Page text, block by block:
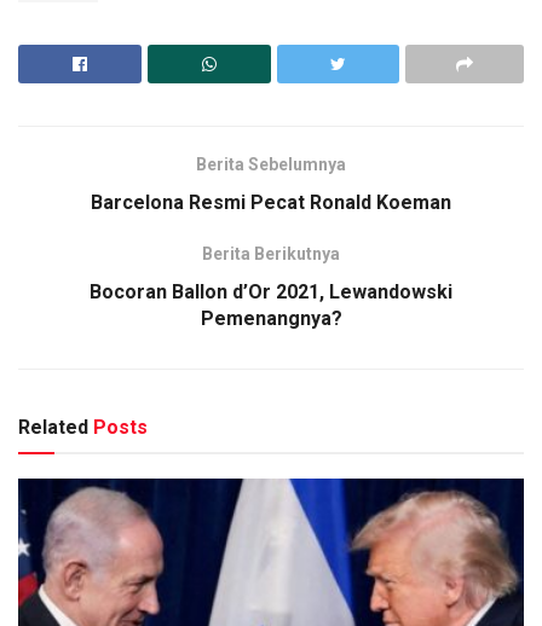
Berita Sebelumnya
Barcelona Resmi Pecat Ronald Koeman
Berita Berikutnya
Bocoran Ballon d’Or 2021, Lewandowski
Pemenangnya?
Related Posts